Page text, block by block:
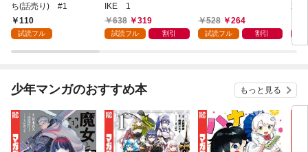
ち(話売り) #1
110
試読フル
IKE 1
638
319
試読フル 割引
528 264
試読フル 割引
少年マンガのおすすめ本 もっと見る